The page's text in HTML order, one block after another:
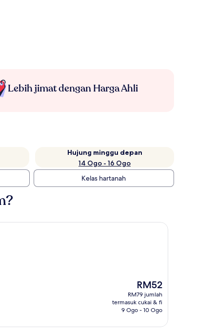
Lebih jimat dengan Harga Ahli
Hujung minggu depan
14 Ogo - 16 Ogo
Kelas hartanah
Harga
ialah
RM52
RM52
RM79 jumlah
termasuk cukai & fi
9 Ogo - 10 Ogo